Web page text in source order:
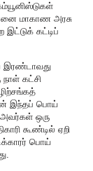
மாகாண அரசு
கட்டிப்
இரண்டாவது
நாள் கட்சி
இந்தப் பொய்
ஒரு
கூண்டில் ஏறி
பொய்